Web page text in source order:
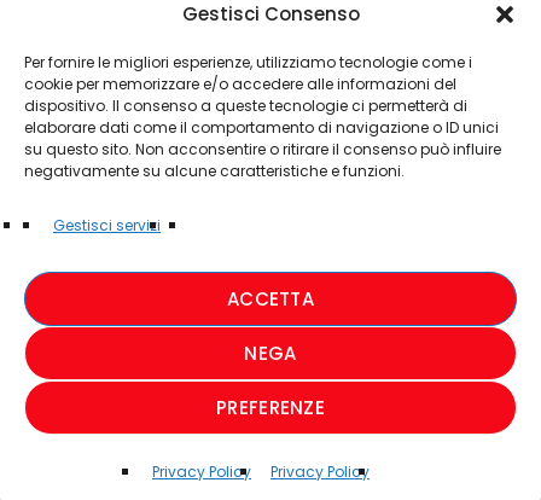
Gestisci Consenso
Per fornire le migliori esperienze, utilizziamo tecnologie come i
cookie per memorizzare e/o accedere alle informazioni del
dispositivo. Il consenso a queste tecnologie ci permetterà di
elaborare dati come il comportamento di navigazione o ID unici
su questo sito. Non acconsentire o ritirare il consenso può influire
negativamente su alcune caratteristiche e funzioni.
Gestisci servizi
ACCETTA
NEGA
PREFERENZE
Privacy Policy Privacy Policy
PRIVACY POLICY
COOKIE POLICY